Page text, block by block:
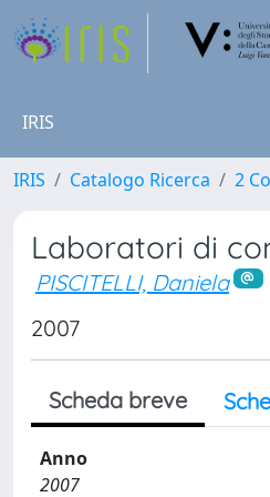
IRIS
IRIS Catalogo Ricerca 2
Laboratori di
PISCITELLI, Daniela
2007
Scheda breve
Anno
2007